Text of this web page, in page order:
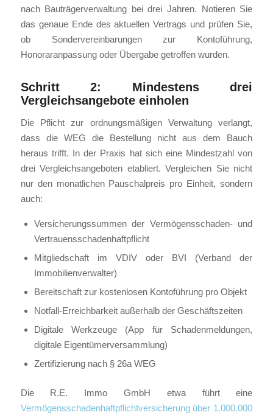
nach Bauträgerverwaltung bei drei Jahren. Notieren Sie
das genaue Ende des aktuellen Vertrags und prüfen Sie,
ob Sondervereinbarungen zur Kontoführung,
Honoraranpassung oder Übergabe getroffen wurden.
Schritt 2: Mindestens drei
Vergleichsangebote einholen
Die Pflicht zur ordnungsmäßigen Verwaltung verlangt,
dass die WEG die Bestellung nicht aus dem Bauch
heraus trifft. In der Praxis hat sich eine Mindestzahl von
drei Vergleichsangeboten etabliert. Vergleichen Sie nicht
nur den monatlichen Pauschalpreis pro Einheit, sondern
auch:
Versicherungssummen der Vermögensschaden- und
Vertrauensschadenhaftpflicht
Mitgliedschaft im VDIV oder BVI (Verband der
Immobilienverwalter)
Bereitschaft zur kostenlosen Kontoführung pro Objekt
Notfall-Erreichbarkeit außerhalb der Geschäftszeiten
Digitale Werkzeuge (App für Schadenmeldungen,
digitale Eigentümerversammlung)
Zertifizierung nach § 26a WEG
Die R.E. Immo GmbH etwa führt eine
Vermögensschadenhaftpflichtversicherung über 1.000.000